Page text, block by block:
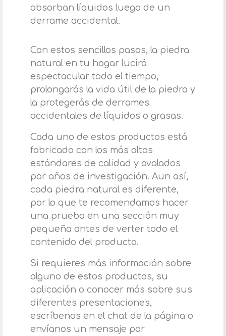
absorban líquidos luego de un
derrame accidental.
Con estos sencillos pasos, la piedra
natural en tu hogar lucirá
espectacular todo el tiempo,
prolongarás la vida útil de la piedra y
la protegerás de derrames
accidentales de líquidos o grasas.
Cada uno de estos productos está
fabricado con los más altos
estándares de calidad y avalados
por años de investigación. Aun así,
cada piedra natural es diferente,
por lo que te recomendamos hacer
una prueba en una sección muy
pequeña antes de verter todo el
contenido del producto.
Si requieres más información sobre
alguno de estos productos, su
aplicación o conocer más sobre sus
diferentes presentaciones,
escríbenos en el chat de la página o
envíanos un mensaje por